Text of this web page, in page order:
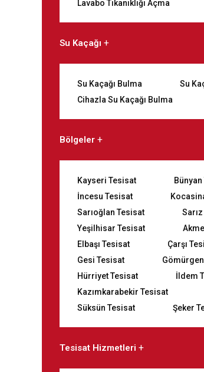
Lavabo Tıkanıklığı Açma
Su Kaçağı
Su Kaçağı Bulma Su
Cihazla Su Kaçağı Bulma
Bölgeler
Kayseri Tesisat
İncesu Tesisat
Sarıoğlan Tesisat
Yeşilhisar Tesisat
Elbaşı Tesisat
Çarşı
Gesi Tesisat
Hürriyet Tesisat
İldem
Kazımkarabekir Tesisat
Süksün Tesisat
Şeker
Tesisat Hizmetleri